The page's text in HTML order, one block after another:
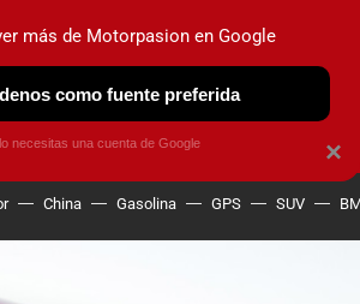
ELÉCTRICOS OBSERVATORIO
China Gasolina GPS SUV
×
más de Motorpasion en Google
como fuente preferida
necesitas una cuenta de Google